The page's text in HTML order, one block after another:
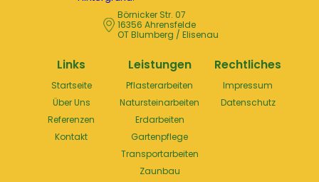
Börnicker Str. 07
16356 Ahrensfelde
OT Blumberg / Elisenau
Links
Startseite
Über Uns
Referenzen
Kontakt
Leistungen
Pflasterarbeiten
Natursteinarbeiten
Erdarbeiten
Gartenpflege
Transportarbeiten
Zaunbau
Rechtliches
Impressum
Datenschutz